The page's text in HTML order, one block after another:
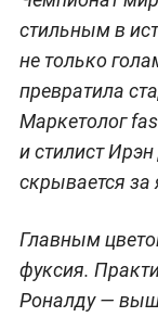
стильным в
не только
превратила
Маркетолог
и стилист
скрывается
Главным
фуксия.
Роналду —